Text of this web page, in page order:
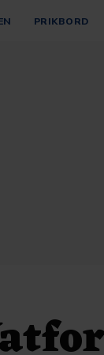
PRIKBORD